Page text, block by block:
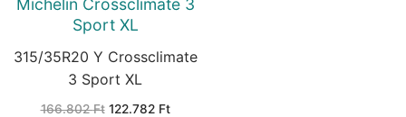
Michelin Crossclimate 3
Sport XL
315/35R20 Y Crossclimate
3 Sport XL
166.802Ft Original
122.782 FtCurrent